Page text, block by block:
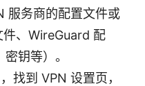
服务商的配置文件或
、WireGuard 配
钥等）。
找到 VPN 设置页，